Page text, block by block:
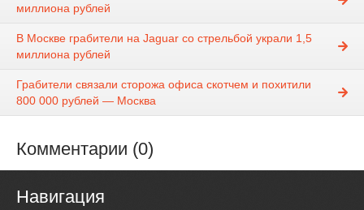
миллиона рублей
В Москве грабители на Jaguar со стрельбой украли 1,5
миллиона рублей
Грабители связали сторожа офиса скотчем и похитили
800 000 рублей — Москва
Комментарии (0)
Навигация